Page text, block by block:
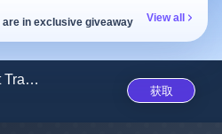
in exclusive giveaway View all
Habit Bear: Habit Tracker
获取